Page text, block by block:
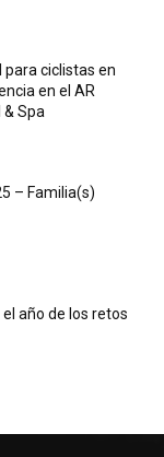
para ciclistas en
en el AR
Spa
– Familia(s)
año de los retos